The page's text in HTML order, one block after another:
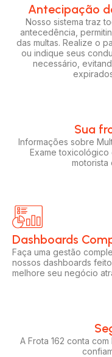
Antecipação
Nosso sistema traz
antecedência,
das multas. Realize o
ou indique seus
necessário,
Sua
Informações sobre
Exame toxicológico
motorista
Dashboards
Faça uma gestão
nossos dashboards
melhore seu negócio
A Frota 162 conta